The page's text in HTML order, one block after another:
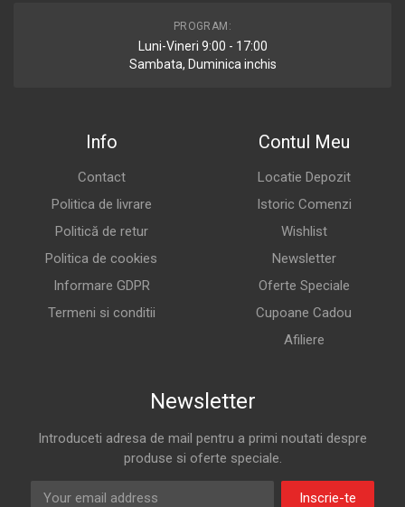
PROGRAM:
Luni-Vineri 9:00 - 17:00
Sambata, Duminica inchis
Info
Contact
Politica de livrare
Politică de retur
Politica de cookies
Informare GDPR
Termeni si conditii
Contul Meu
Locatie Depozit
Istoric Comenzi
Wishlist
Newsletter
Oferte Speciale
Cupoane Cadou
Afiliere
Newsletter
Introduceti adresa de mail pentru a primi noutati despre
produse si oferte speciale.
Inscrie-te